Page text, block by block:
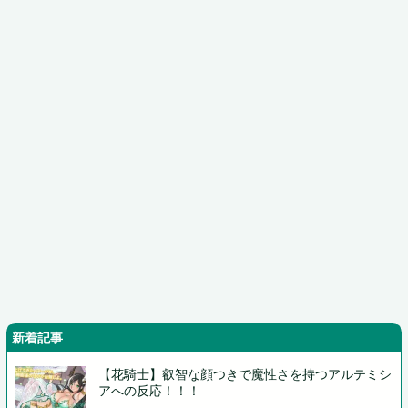
新着記事
【花騎士】叡智な顔つきで魔性さを持つアルテミシ
アへの反応！！！